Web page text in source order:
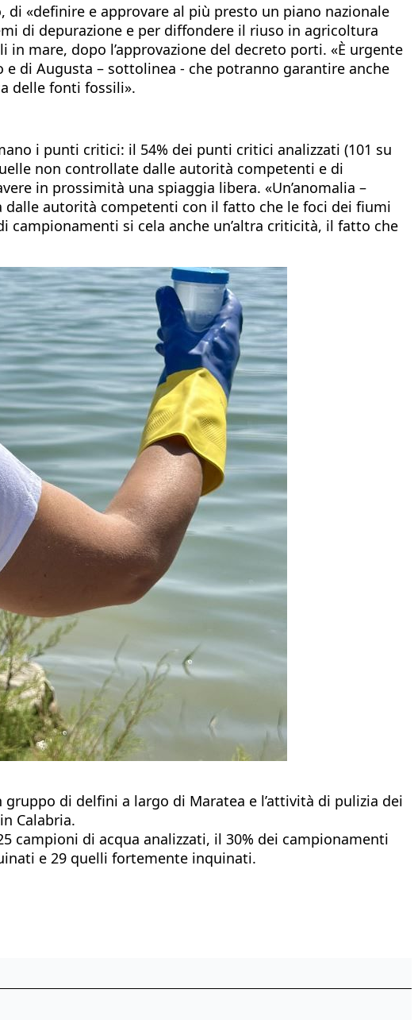
«definire e approvare al più presto un piano nazionale
di depurazione e per diffondere il riuso in agricoltura
mare, dopo l’approvazione del decreto porti. «È urgente
di Augusta – sottolinea - che potranno garantire anche
delle fonti fossili».
i punti critici: il 54% dei punti critici analizzati (101 su
non controllate dalle autorità competenti e di
in prossimità una spiaggia libera. «Un’anomalia –
dalle autorità competenti con il fatto che le foci dei fiumi
si cela anche un’altra criticità, il fatto che
di delfini a largo di Maratea e l’attività di pulizia dei
Calabria.
campioni di acqua analizzati, il 30% dei campionamenti
e 29 quelli fortemente inquinati.